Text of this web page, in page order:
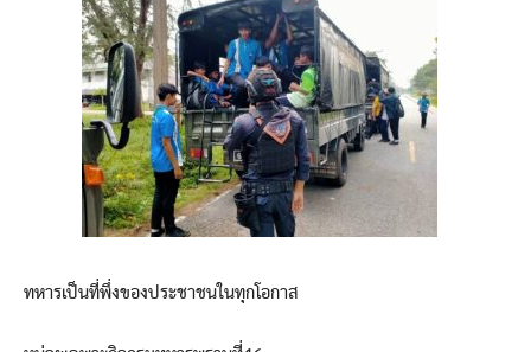
ทหารเป็นที่พึ่งของประชาชนในทุกโอกาส